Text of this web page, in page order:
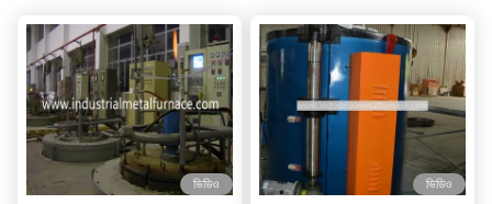
ভিডিও ভিডিও